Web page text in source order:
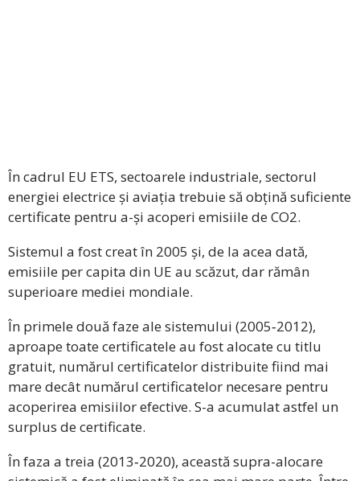
În cadrul EU ETS, sectoarele industriale, sectorul
energiei electrice și aviația trebuie să obțină suficiente
certificate pentru a-și acoperi emisiile de CO2.
Sistemul a fost creat în 2005 și, de la acea dată,
emisiile per capita din UE au scăzut, dar rămân
superioare mediei mondiale.
În primele două faze ale sistemului (2005‑2012),
aproape toate certificatele au fost alocate cu titlu
gratuit, numărul certificatelor distribuite fiind mai
mare decât numărul certificatelor necesare pentru
acoperirea emisiilor efective. S-a acumulat astfel un
surplus de certificate.
În faza a treia (2013‑2020), această supra-alocare